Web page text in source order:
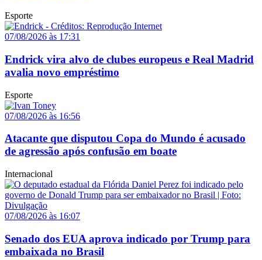
Esporte
07/08/2026 às 17:31
Endrick vira alvo de clubes europeus e Real Madrid
avalia novo empréstimo
Esporte
07/08/2026 às 16:56
Atacante que disputou Copa do Mundo é acusado
de agressão após confusão em boate
Internacional
07/08/2026 às 16:07
Senado dos EUA aprova indicado por Trump para
embaixada no Brasil